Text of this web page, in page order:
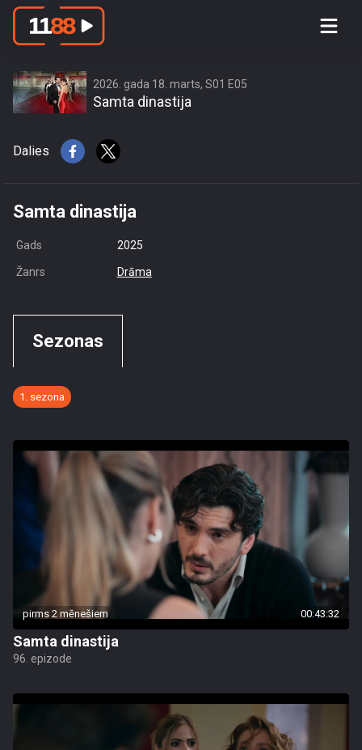
access this content due to your
location or other restrictions set by
country is US and IP address is
216.73.217.145
2026. gada 18. marts, S01 E05
Samta dinastija
Dalies
Samta dinastija
Gads 2025
Žanrs Drāma
Sezonas
1. sezona
pirms 2 mēnešiem 00:43:32
Samta dinastija
96. epizode